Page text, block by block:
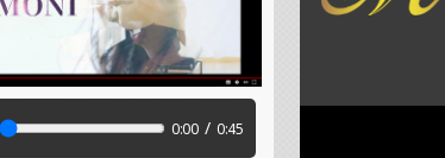
0:00 / 0:45